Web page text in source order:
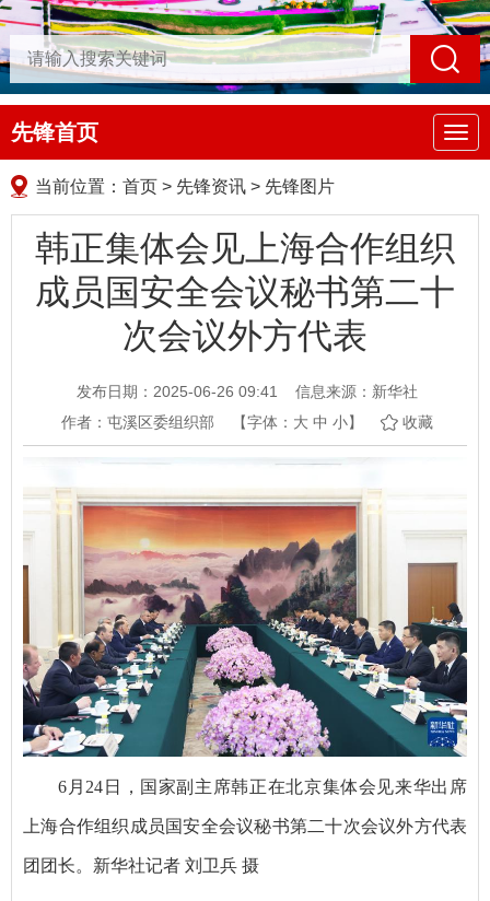
导
航
先锋首页
当前位置： 首页 > 先锋资讯 > 先锋图片
韩正集体会见上海合作组织
成员国安全会议秘书第二十
次会议外方代表
发布日期：2025-06-26 09:41
信息来源：新华社
作者：屯溪区委组织部
【字体： 大 中 小】 收藏
6月24日，国家副主席韩正在北京集体会见来华出席
上海合作组织成员国安全会议秘书第二十次会议外方代表
团团长。新华社记者 刘卫兵 摄